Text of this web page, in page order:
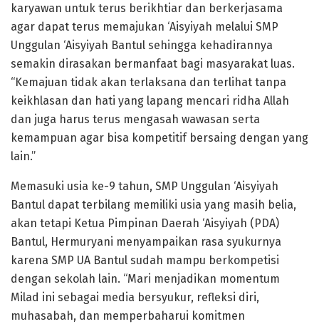
karyawan untuk terus berikhtiar dan berkerjasama
agar dapat terus memajukan ‘Aisyiyah melalui SMP
Unggulan ‘Aisyiyah Bantul sehingga kehadirannya
semakin dirasakan bermanfaat bagi masyarakat luas.
“Kemajuan tidak akan terlaksana dan terlihat tanpa
keikhlasan dan hati yang lapang mencari ridha Allah
dan juga harus terus mengasah wawasan serta
kemampuan agar bisa kompetitif bersaing dengan yang
lain.”
Memasuki usia ke-9 tahun, SMP Unggulan ‘Aisyiyah
Bantul dapat terbilang memiliki usia yang masih belia,
akan tetapi Ketua Pimpinan Daerah ‘Aisyiyah (PDA)
Bantul, Hermuryani menyampaikan rasa syukurnya
karena SMP UA Bantul sudah mampu berkompetisi
dengan sekolah lain. “Mari menjadikan momentum
Milad ini sebagai media bersyukur, refleksi diri,
muhasabah, dan memperbaharui komitmen